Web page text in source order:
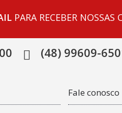
PARA RECEBER NOSSAS
(48) 99609-
Fale conosco